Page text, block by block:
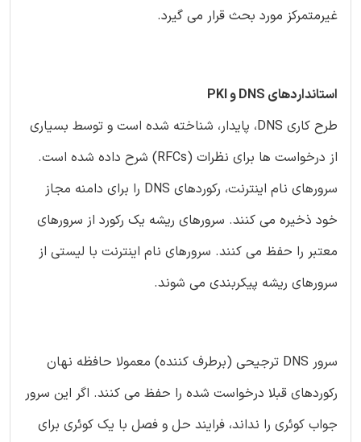
غیرمتمرکز مورد بحث قرار می گیرد.
استانداردهای DNS و PKI
طرح کاری DNS، پایدار، شناخته شده است و توسط بسیاری
از درخواست ها برای نظرات (RFCs) شرح داده شده است.
سرورهای نام اینترنت، رکوردهای DNS را برای دامنه مجاز
خود ذخیره می کنند. سرورهای ریشه یک رکورد از سرورهای
معتبر را حفظ می کنند. سرورهای نام اینترنت با لیستی از
سرورهای ریشه پیکربندی می شوند.
سرور DNS ترجیحی (برطرف کننده) معمولا حافظه نهان
رکوردهای قبلا درخواست شده را حفظ می کنند. اگر این سرور
جواب کوئری را نداند، فرایند حل و فصل با یک کوئری برای